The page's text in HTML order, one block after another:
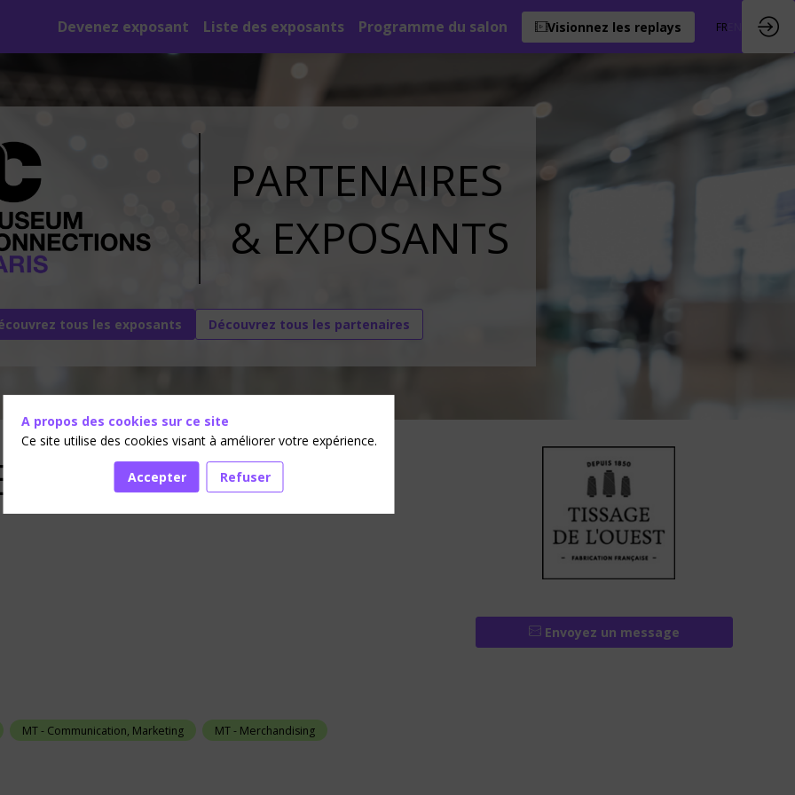
Devenez exposant Liste des exposants Programme du salon Visionnez les replays FR
PARTENAIRES
& EXPOSANTS
tous les exposants Découvrez tous les partenaires
Envoyez un message
MT - Communication, Marketing MT - Merchandising
A propos des cookies sur ce site
Ce site utilise des cookies visant à améliorer votre expérience.
Accepter Refuser